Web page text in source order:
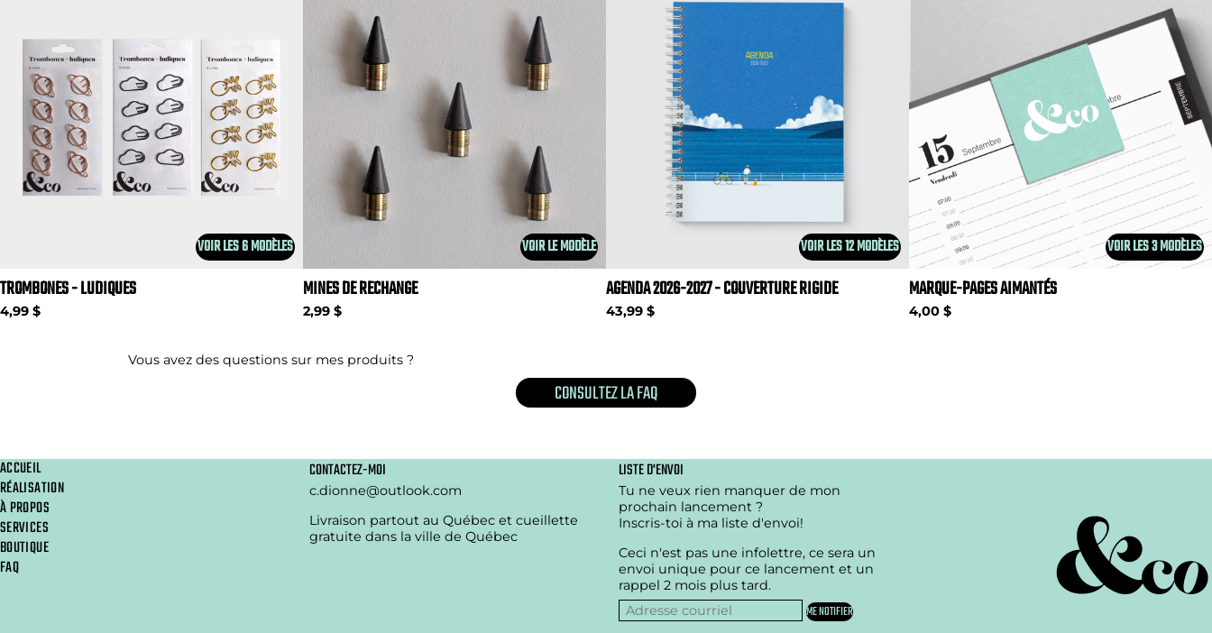
VOIR LES 6 MODÈLES
TROMBONES - LUDIQUES
4,99 $
VOIR LE MODÈLE
MINES DE RECHANGE
2,99 $
VOIR LES 12 MODÈLES
AGENDA 2026-2027 - COUVERTURE RIGIDE
43,99 $
VOIR LES 3 MODÈLES
MARQUE-PAGES AIMANTÉS
4,00 $
Vous avez des questions sur mes produits ?
CONSULTEZ LA FAQ
ACCUEIL
RÉALISATION
À PROPOS
SERVICES
BOUTIQUE
FAQ
CONTACTEZ-MOI
c.dionne@outlook.com
Livraison partout au Québec et cueillette
gratuite dans la ville de Québec
LISTE D'ENVOI
Tu ne veux rien manquer de mon
prochain lancement ?
Inscris-toi à ma liste d'envoi!
Ceci n'est pas une infolettre, ce sera un
envoi unique pour ce lancement et un
rappel 2 mois plus tard.